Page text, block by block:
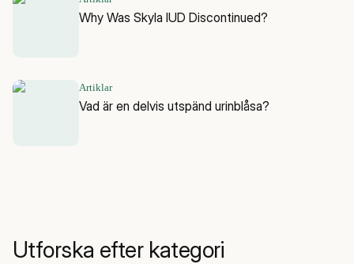
Why Was Skyla IUD Discontinued?
Artiklar
Vad är en delvis utspänd urinblåsa?
Utforska efter kategori